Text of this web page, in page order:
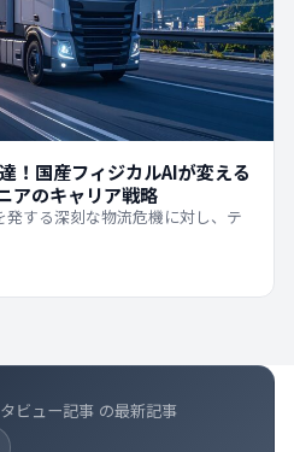
！国産フィジカルAIが変える
アのキャリア戦略
する深刻な物流危機に対し、テ
ビュー記事 の最新記事